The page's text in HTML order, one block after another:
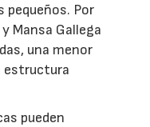
pequeños. Por
Mansa Gallega
una menor
estructura
pueden